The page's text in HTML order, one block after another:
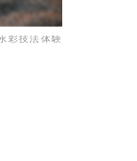
彩技法体験